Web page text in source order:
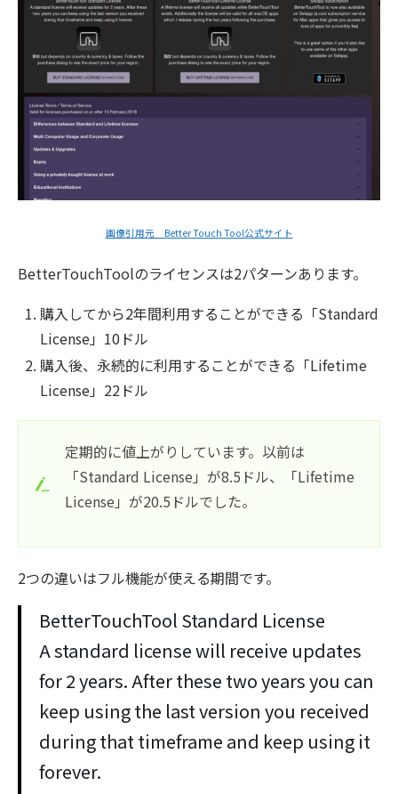
画像引用元 Better Touch Tool公式サイト
BetterTouchToolのライセンスは2パターンあります。
購入してから2年間利用することができる「Standard
License」10ドル
購入後、永続的に利用することができる「Lifetime
License」22ドル
定期的に値上がりしています。以前は
「Standard License」が8.5ドル、「Lifetime
License」が20.5ドルでした。
2つの違いはフル機能が使える期間です。
BetterTouchTool Standard License
A standard license will receive updates
for 2 years. After these two years you can
keep using the last version you received
during that timeframe and keep using it
forever.